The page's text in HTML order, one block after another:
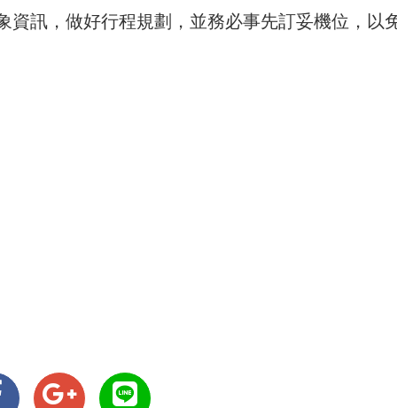
資訊，做好行程規劃，並務必事先訂妥機位，以